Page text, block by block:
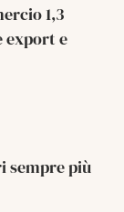
1,3
export e
sempre più